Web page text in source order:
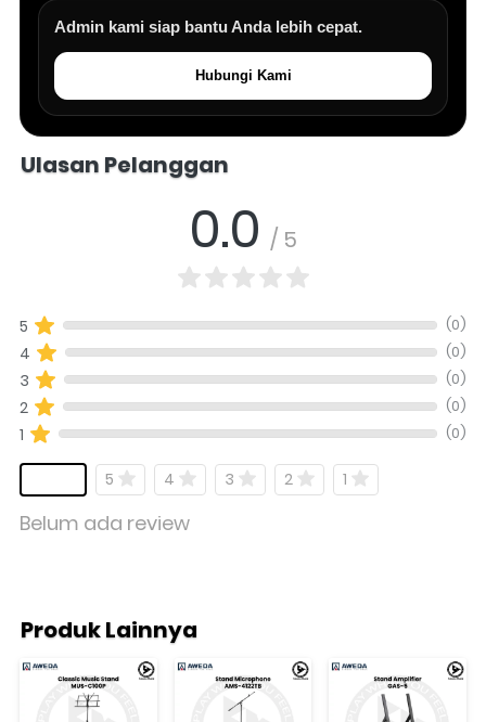
Admin kami siap bantu Anda lebih cepat.
Hubungi Kami
Ulasan Pelanggan
0.0 / 5
5 (0)
4 (0)
3 (0)
2 (0)
1 (0)
5 4 3 2 1
Belum ada review
Produk Lainnya